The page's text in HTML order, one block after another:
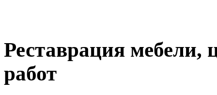
Реставрация мебели,
работ